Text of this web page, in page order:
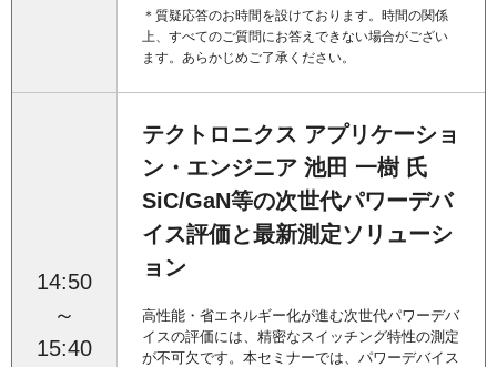
＊質疑応答のお時間を設けております。時間の関係
上、すべてのご質問にお答えできない場合がござい
ます。あらかじめご了承ください。
14:50
～
15:40
テクトロニクス アプリケーショ
ン・エンジニア 池田 一樹 氏
SiC/GaN等の次世代パワーデバ
イス評価と最新測定ソリューシ
ョン
高性能・省エネルギー化が進む次世代パワーデバ
イスの評価には、精密なスイッチング特性の測定
が不可欠です。本セミナーでは、パワーデバイス